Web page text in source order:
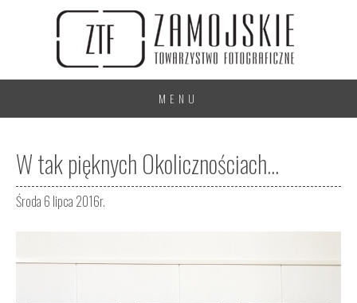
MENU
W tak pięknych Okolicznościach...
Środa 6 lipca 2016r.